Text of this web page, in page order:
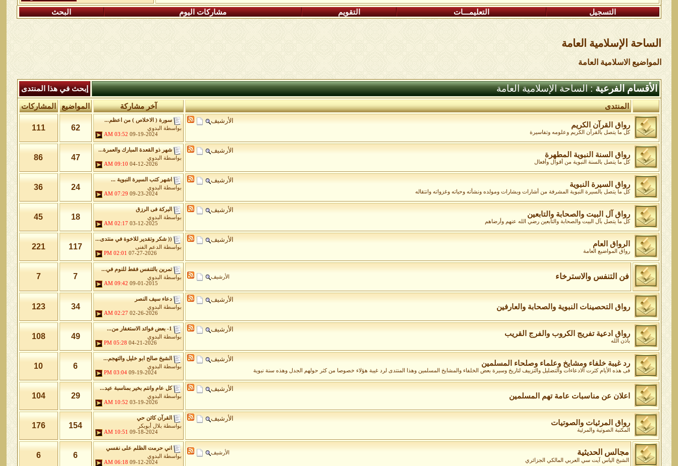
التسجيل التعليمـــات التقويم مشاركات اليوم البحث
الساحة اﻹسلامية العامة
المواضيع الاسلامية العامة
الأقسام الفرعية: الساحة اﻹسلامية العامة إبحث في هذا المنتدى
المنتدى آخر مشاركة المواضيع المشاركات
الأرشيف
رواق القرآن الكريم
كل ما يتصل بالقرآن الكريم وعلومه وتفاسيرة
سورة ( الاخلاص ) من اعظم...
بواسطة
البدوي
09-19-2024
03:52 AM
62
111
الأرشيف
رواق السنة النبوية المطهرة
كل ما يتصل بالسنة النبوية من أقوال وأفعال
شهر ذو القعدة المبارك والعمرة...
بواسطة
البدوي
04-12-2026
09:10 AM
47
86
الأرشيف
رواق السيرة النبوية
كل ما يتصل بالسيرة النبوية المشرفة من أشارات وبشارات ومولده ونشأته وحياته وغزواته وانتقاله
اشهر كتب السيرة النبوية ...
بواسطة
البدوي
09-23-2024
07:29 AM
24
36
الأرشيف
رواق آل البيت والصحابة والتابعين
كل ما يتصل بآل البيت والصحابة والتابعين رضي الله عنهم وأرضاهم
البركة فى الرزق
بواسطة
البدوي
03-12-2025
02:17 AM
18
45
الأرشيف
الرواق العام
رواق المواضيع العامة
(( شكر وتقدير للاخوة في منتدى...
بواسطة
الدعم الفنى
07-27-2026
02:01 PM
117
221
الأرشيف فن التنفس والاسترخاء
تمرين بالتنفس فقط للنوم في...
بواسطة
البدوي
09-01-2015
09:42 AM
7
7
الأرشيف
رواق التحصينات النبوية والصحابة والعارفين
دعاء سيف النصر
بواسطة
البدوي
02-26-2026
02:27 AM
34
123
الأرشيف
رواق ادعية تفريج الكروب والفرج القريب
باذن الله
1- بعض فوائد الاستغفار من...
بواسطة
البدوي
04-21-2026
05:28 PM
49
108
الأرشيف
رد غيبة خلفاء ومشايخ وعلماء وصلحاء المسلمين
فى هذه الأيام كثرت الادعاءات والتضليل والتزييف لتاريخ وسيرة بعض الخلفاء والمشايخ المسلمين وهذا المنتدى لرد غيبة هؤلاء خصوصا من كثر حولهم الجدل وهذه سنة نبوية
الشيخ صالح ابو خليل والتهجم...
بواسطة
البدوي
09-19-2024
03:04 PM
6
10
الأرشيف
اعلان عن مناسبات عامة تهم المسلمين
كل عام وانتم بخير بمناسبة عيد...
بواسطة
البدوي
03-19-2026
10:52 AM
29
104
الأرشيف
رواق المرئيات والصوتيات
المكتبة الصوتية والمرئية
القرآن كائن حي
بواسطة بلال أبوبكر
09-18-2024
10:51 AM
154
176
الأرشيف مجالس الحديثية
الشيخ الياس آيت سي العربي المالكي الجزائري
اني حرمت الظلم على نفسي
بواسطة
البدوي
09-12-2024
06:18 AM
6
6